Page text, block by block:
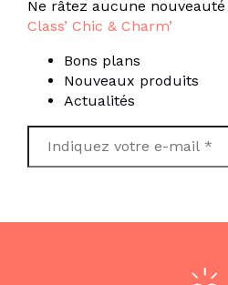
Ne râtez aucune
Class’ Chic & Charm’
Bons plans
Nouveaux produits
Actualités